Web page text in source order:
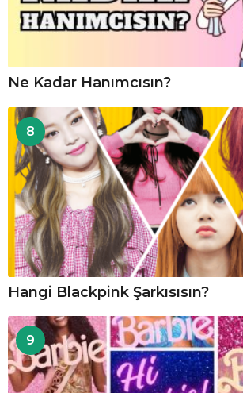
Ne Kadar Hanımcısın?
8
Hangi Blackpink Şarkısısın?
9